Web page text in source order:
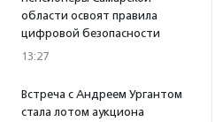
области освоят правила
цифровой безопасности
13:27
Встреча с Андреем Ургантом
стала лотом аукциона